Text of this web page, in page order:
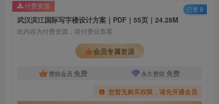
武汉滨江国际写字楼设计方案｜PDF｜55页｜24.28M
此内容为付费资源，请付费后查看
会员专属资源
赞助会员 免费 永久赞助 免费
您暂无购买权限，请先开通会员
付费资源 已售 8